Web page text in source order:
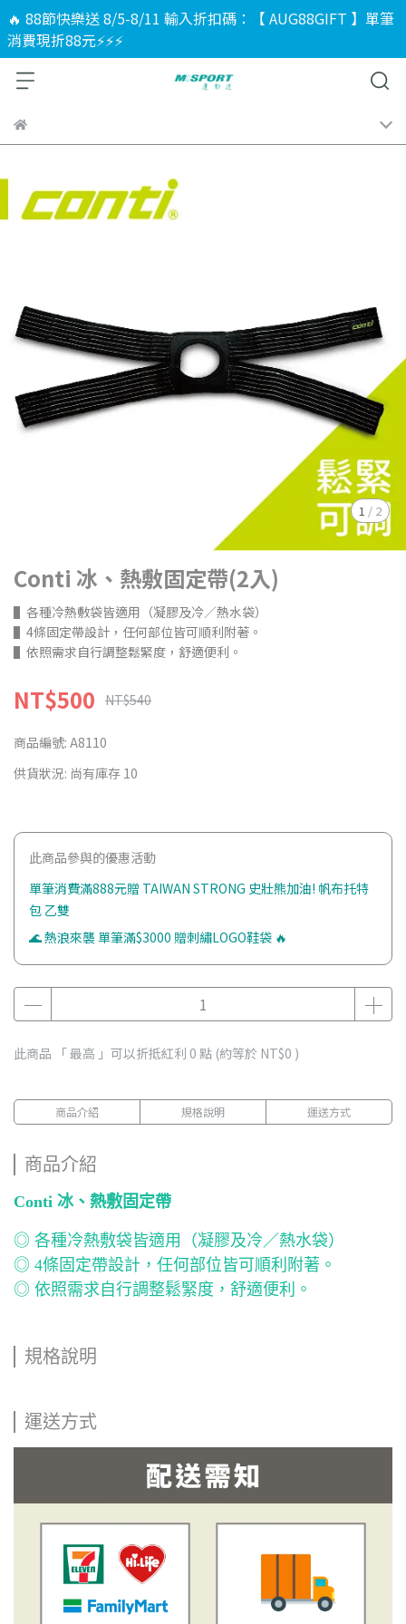
🔥 88節快樂送 8/5-8/11 輸入折扣碼：【 AUG88GIFT 】單筆
消費現折88元⚡⚡⚡
1 / 2
Conti 冰、熱敷固定帶(2入)
▌各種冷熱敷袋皆適用（凝膠及冷／熱水袋）
▌4條固定帶設計，任何部位皆可順利附著。
▌依照需求自行調整鬆緊度，舒適便利。
NT$500 NT$540
商品編號: A8110
供貨狀況: 尚有庫存 10
此商品參與的優惠活動
單筆消費滿888元贈 TAIWAN STRONG 史壯熊加油! 帆布托特
包 乙雙
🌊 熱浪來襲 單筆滿$3000 贈刺繡LOGO鞋袋 🔥
此商品 「 最高 」可以折抵紅利 0 點 (約等於 NT$0 )
商品介紹 規格說明 運送方式
商品介紹
Conti 冰、熱敷固定帶
◎ 各種冷熱敷袋皆適用（凝膠及冷／熱水袋）
◎ 4條固定帶設計，任何部位皆可順利附著。
◎ 依照需求自行調整鬆緊度，舒適便利。
規格說明
運送方式